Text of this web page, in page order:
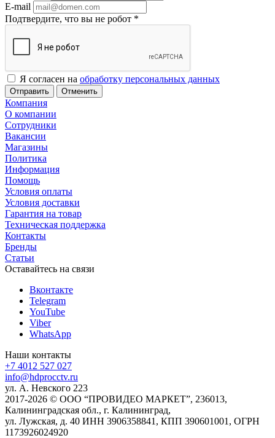
E-mail
Подтвердите, что вы не робот *
Я согласен на обработку персональных данных
Отменить
Компания
О компании
Сотрудники
Вакансии
Магазины
Политика
Информация
Помощь
Условия оплаты
Условия доставки
Гарантия на товар
Техническая поддержка
Контакты
Бренды
Статьи
Оставайтесь на связи
Вконтакте
Telegram
YouTube
Viber
WhatsApp
Наши контакты
+7 4012 527 027
info@hdprocctv.ru
ул. А. Невского 223
2017-2026 © ООО “ПРОВИДЕО МАРКЕТ”, 236013,
Калининградская обл., г. Калининград,
ул. Лужская, д. 40 ИНН 3906358841, КПП 390601001, ОГРН
1173926024920